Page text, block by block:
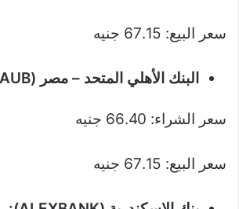
سعر البيع: 67.15 جنيه
البنك الأهلي المتحد – مصر (AUB):
سعر الشراء: 66.40 جنيه
سعر البيع: 67.15 جنيه